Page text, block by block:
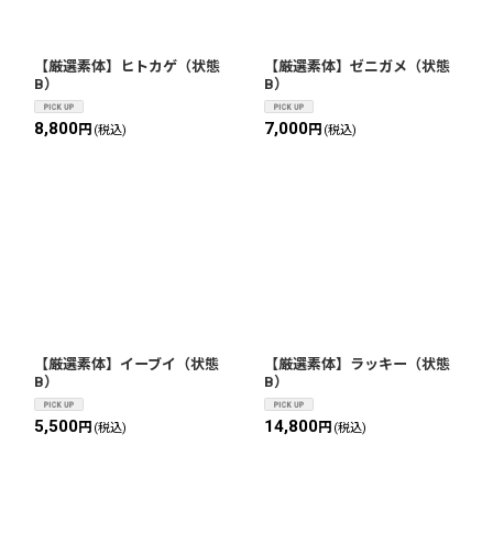
【厳選素体】ヒトカゲ（状態
B）
8,800円 (税込)
【厳選素体】ゼニガメ（状態
B）
7,000円 (税込)
【厳選素体】イーブイ（状態
B）
5,500円 (税込)
【厳選素体】ラッキー（状態
B）
14,800円 (税込)